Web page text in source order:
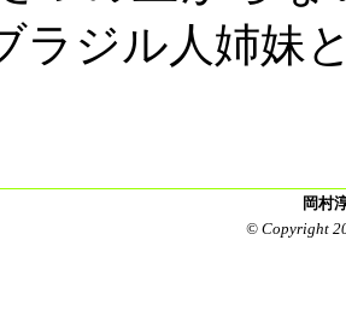
ラジル人姉妹
岡村
© Copyright